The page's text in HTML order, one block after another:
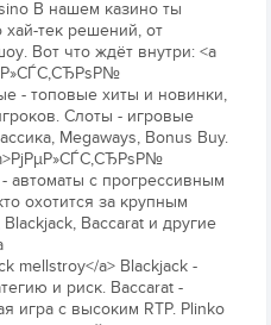
В нашем казино ты
хай-тек решений, от
Вот что ждёт внутри: <a
- топовые хиты и новинки,
Слоты - игровые
Megaways, Bonus Buy.
автоматы с прогрессивным
охотится за крупным
Baccarat и другие
mellstroy</a> Blackjack -
и риск. Baccarat -
игра с высоким RTP. Plinko